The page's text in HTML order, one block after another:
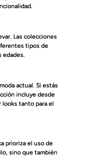
Las colecciones
tipos de
edades.
actual. Si estás
incluye desde
looks tanto para el
prioriza el uso de
sino que también